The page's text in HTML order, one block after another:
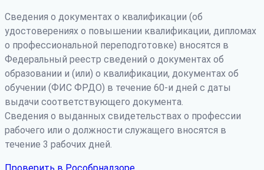
Сведения о документах о квалификации (об
удостоверениях о повышении квалификации, дипломах
о профессиональной переподготовке) вносятся в
Федеральный реестр сведений о документах об
образовании и (или) о квалификации, документах об
обучении (ФИС ФРДО) в течение 60-и дней с даты
выдачи соответствующего документа.
Сведения о выданных свидетельствах о профессии
рабочего или о должности служащего вносятся в
течение 3 рабочих дней.